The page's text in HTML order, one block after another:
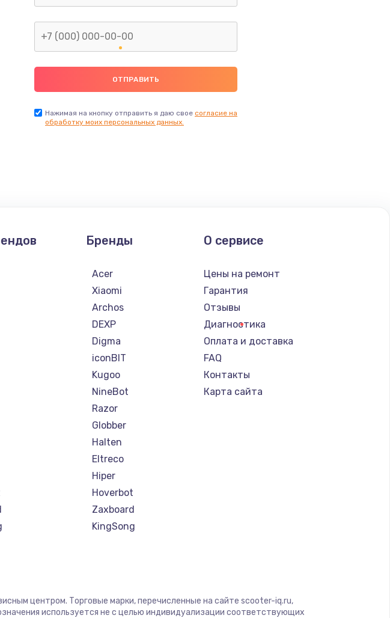
Нажимая на кнопку отправить я даю свое согласие на
обработку моих персональных данных.
Бренды
Acer
Xiaomi
Archos
DEXP
Digma
iconBIT
Kugoo
NineBot
Razor
Globber
Halten
Eltreco
Hiper
Hoverbot
Zaxboard
KingSong
Joyor
О сервисе
Цены на ремонт
Гарантия
Отзывы
Диагностика
Оплата и доставка
FAQ
Контакты
Карта сайта
центром. Торговые марки, перечисленные на сайте scooter-iq.ru,
используется не с целью индивидуализации соответствующих